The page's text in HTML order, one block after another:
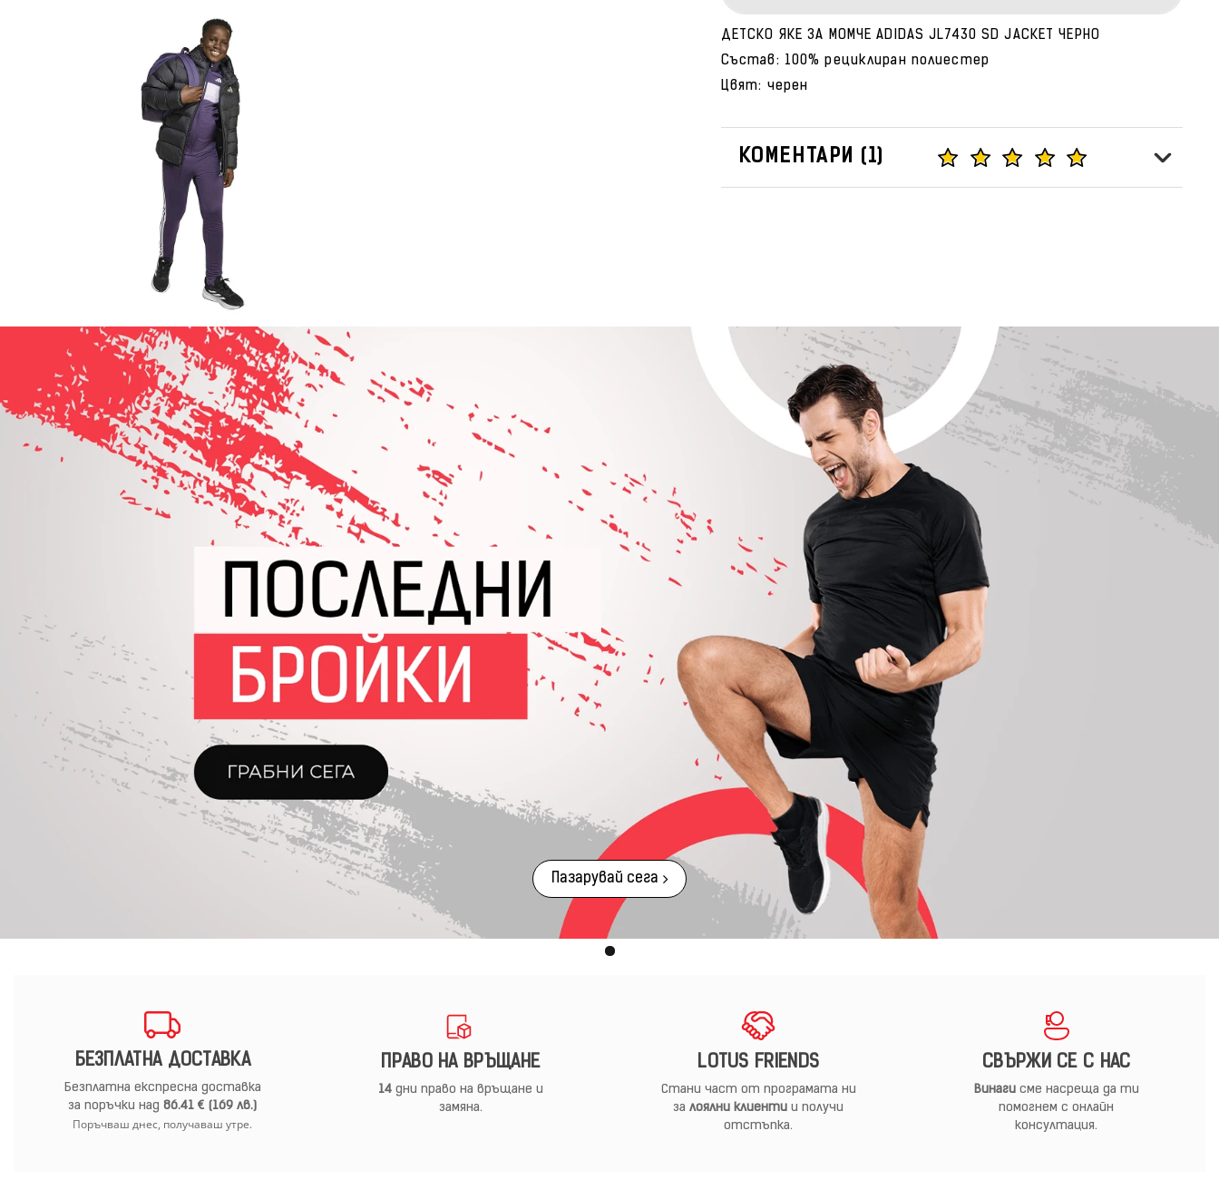
ДЕТСКО ЯКЕ ЗА МОМЧЕ ADIDAS JL7430 SD JACKET ЧЕРНО
Състав: 100% рециклиран полиестер
Цвят: черен
КОМЕНТАРИ (1)
Пазарувай сега
БЕЗПЛАТНА ДОСТАВКА
Безплатна експресна доставка
за поръчки над86.41 € (169 лв.)
Поръчваш днес, получаваш утре.
ПРАВО НА ВРЪЩАНЕ
14дни право на връщане и
замяна.
LOTUS FRIENDS
Стани част от програмата ни
залоялни клиенти и получи
отстъпка.
СВЪРЖИ СЕ С НАС
Винагисме насреща да ти
помогнем с онлайн
консултация.